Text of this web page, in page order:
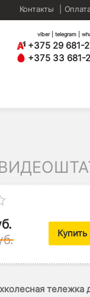
Контакты
viber | telegram |
+375 29 681-
+375 33 681-
Купить
тележка